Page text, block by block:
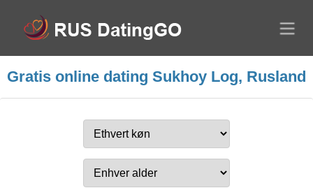
Gratis online dating Sukhoy Log, Rusland